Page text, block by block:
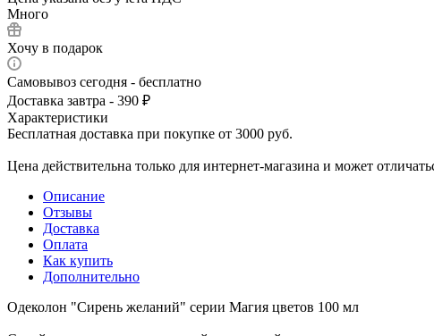
Много
Хочу в подарок
Самовывоз сегодня - бесплатно
Доставка завтра - 390 ₽
Характеристики
Бесплатная доставка при покупке от 3000 руб.
Цена действительна только для интернет-магазина и может
Описание
Отзывы
Доставка
Оплата
Как купить
Дополнительно
Одеколон "Сирень желаний" серии Магия цветов 100 мл